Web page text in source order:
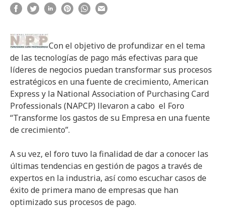
Con el objetivo de profundizar en el tema
de las tecnologías de pago más efectivas para que
líderes de negocios puedan transformar sus procesos
estratégicos en una fuente de crecimiento, American
Express y la National Association of Purchasing Card
Professionals (NAPCP) llevaron a cabo el Foro
“Transforme los gastos de su Empresa en una fuente
de crecimiento”.
A su vez, el foro tuvo la finalidad de dar a conocer las
últimas tendencias en gestión de pagos a través de
expertos en la industria, así como escuchar casos de
éxito de primera mano de empresas que han
optimizado sus procesos de pago.